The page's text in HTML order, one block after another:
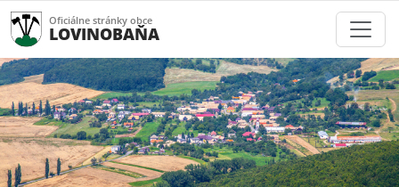
Oficiálne stránky obce
LOVINOBAŇA